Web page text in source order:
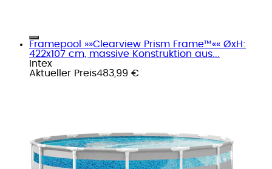
Framepool »»Clearview Prism Frame™«« ØxH:
422x107 cm, massive Konstruktion aus...
Intex
Aktueller Preis483,99 €